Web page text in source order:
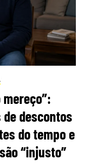
descontos
do tempo e
“injusto”